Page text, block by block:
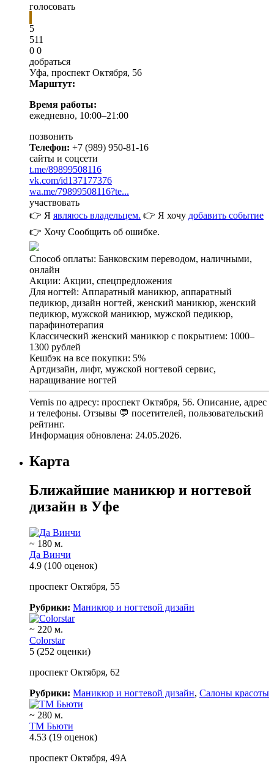
голосовать
5
511
0 0
добраться
Уфа, проспект Октября, 56
Марштут:
Время работы:
ежедневно, 10:00–21:00
позвонить
Телефон: +7 (989) 950-81-16
сайты и соцсети
t.me/89899508116
vk.com/id137177376
wa.me/79899508116?te...
участвовать
👉 Я являюсь владельцем. 👉 Я хочу добавить событие
👉 Хочу Сообщить об ошибке.
Способ оплаты: Банковским переводом, наличными,
онлайн
Акции: Акции, спецпредложения
Для ногтей: Аппаратный маникюр, аппаратный
педикюр, дизайн ногтей, женский маникюр, женский
педикюр, мужской маникюр, мужской педикюр,
парафинотерапия
Классический женский маникюр с покрытием: 1000–
1300 рублей
Кешбэк на все покупки: 5%
Артдизайн, лифт, мужской ногтевой сервис,
наращивание ногтей
Vernis по адресу: проспект Октября, 56. Описание, адрес
и телефоны. Отзывы 💬 посетителей, пользовательский
рейтинг.
Информация обновлена: 24.05.2026.
Карта
Ближайшие маникюр и ногтевой
дизайн в Уфе
~ 180 м.
Да Винчи
4.9 (100 оценок)
проспект Октября, 55
Рубрики: Маникюр и ногтевой дизайн
~ 220 м.
Colorstar
5 (252 оценки)
проспект Октября, 62
Рубрики: Маникюр и ногтевой дизайн, Салоны красоты
~ 280 м.
ТМ Бьюти
4.53 (19 оценок)
проспект Октября, 49А